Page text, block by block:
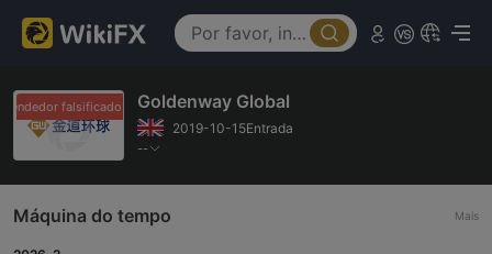
falsificado Revendedor falsificado
Goldenway Global
2019-10-15Entrada
--
Máquina do tempo Mais